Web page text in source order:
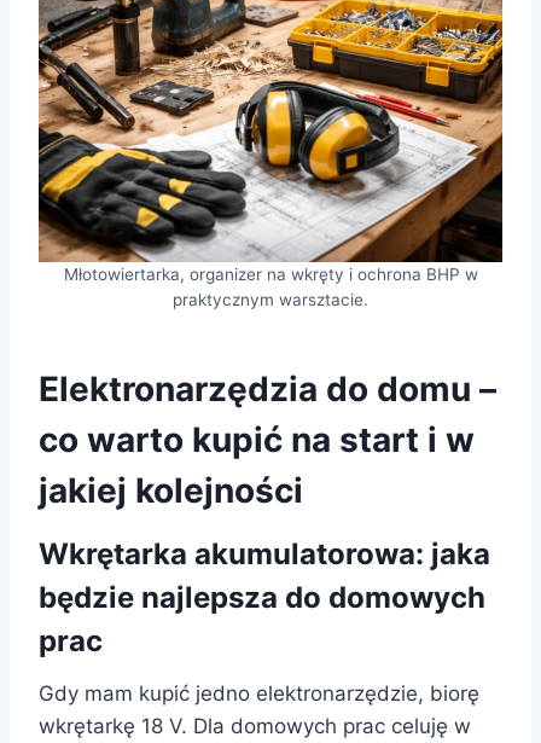
Młotowiertarka, organizer na wkręty i ochrona BHP w
praktycznym warsztacie.
Elektronarzędzia do domu –
co warto kupić na start i w
jakiej kolejności
Wkrętarka akumulatorowa: jaka
będzie najlepsza do domowych
prac
Gdy mam kupić jedno elektronarzędzie, biorę
wkrętarkę 18 V. Dla domowych prac celuję w